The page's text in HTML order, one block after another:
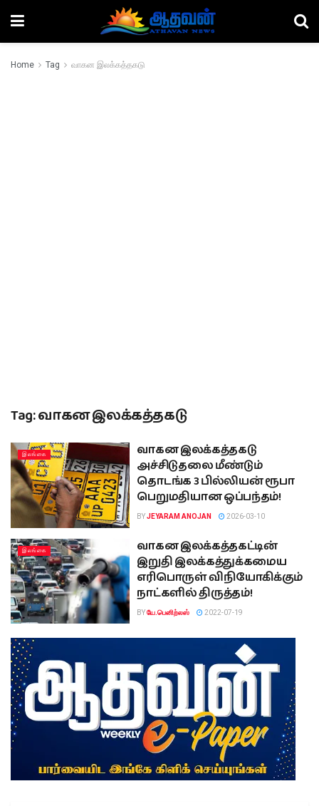
Home Tag வாகன இலக்கத்தகடு
Tag:வாகன இலக்கத்தகடு
இலங்கை
வாகன இலக்கத்தகடு
அச்சிடுதலை மீண்டும்
தொடங்க 3 பில்லியன் ரூபா
பெறுமதியான ஒப்பந்தம்!
BYJEYARAM ANOJAN 2026-03-10
இலங்கை
வாகன இலக்கத்தகட்டின்
இறுதி இலக்கத்துக்கமைய
எரிபொருள் விநியோகிக்கும்
நாட்களில் திருத்தம்!
BYயே.பெனிற்லஸ் 2022-07-19